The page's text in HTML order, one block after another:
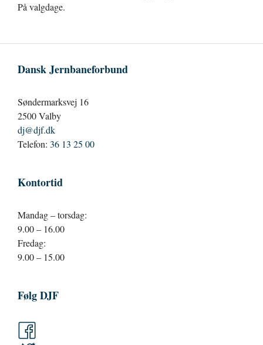
På valgdage.
Dansk Jernbaneforbund
Søndermarksvej 16
2500 Valby
dj@djf.dk
Telefon: 36 13 25 00
Kontortid
Mandag – torsdag:
9.00 – 16.00
Fredag:
9.00 – 15.00
Følg DJF